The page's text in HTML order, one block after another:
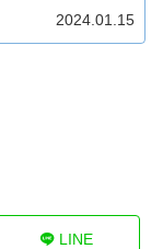
2024.01.15
LINE